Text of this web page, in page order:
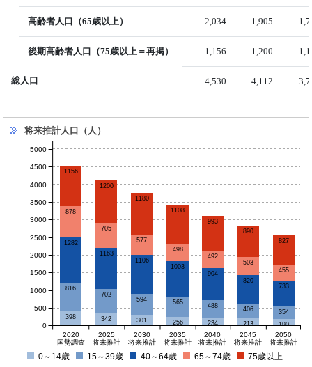
高齢者人口（65歳以上） 2,034 1,905
後期高齢者人口（75歳以上＝再掲） 1,156 1,200
総人口 4,530 4,112
将来推計人口（人）
398 342 301 256 234 213 190
816
702
594 565
488
406 354
1282
1163
1106
1003
904
820
733
878
705
577
498
492
503
455
1156
1200
1180
1108
993
890
827
2020
国勢調査
2025
将来推計
2030
将来推計
2035
将来推計
2040
将来推計
2045
将来推計
2050
将来推計
0
500
1000
1500
2000
2500
3000
3500
4000
4500
5000
0～14歳 15～39歳 40～64歳 65～74歳 75歳以上